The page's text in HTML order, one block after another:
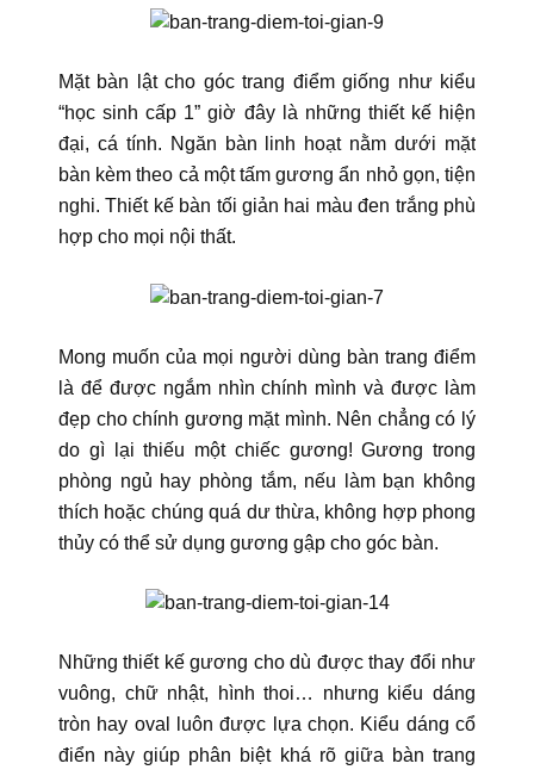
Mặt bàn lật cho góc trang điểm giống như kiểu
“học sinh cấp 1” giờ đây là những thiết kế hiện
đại, cá tính. Ngăn bàn linh hoạt nằm dưới mặt
bàn kèm theo cả một tấm gương ẩn nhỏ gọn, tiện
nghi. Thiết kế bàn tối giản hai màu đen trắng phù
hợp cho mọi nội thất.
Mong muốn của mọi người dùng bàn trang điểm
là để được ngắm nhìn chính mình và được làm
đẹp cho chính gương mặt mình. Nên chẳng có lý
do gì lại thiếu một chiếc gương! Gương trong
phòng ngủ hay phòng tắm, nếu làm bạn không
thích hoặc chúng quá dư thừa, không hợp phong
thủy có thể sử dụng gương gập cho góc bàn.
Những thiết kế gương cho dù được thay đổi như
vuông, chữ nhật, hình thoi… nhưng kiểu dáng
tròn hay oval luôn được lựa chọn. Kiểu dáng cổ
điển này giúp phân biệt khá rõ giữa bàn trang